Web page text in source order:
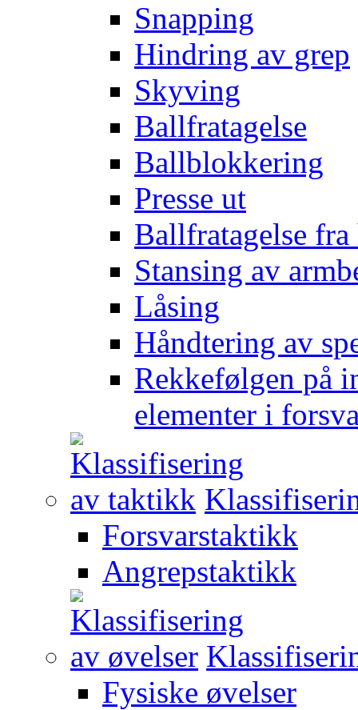
Snapping
Hindring av grep
Skyving
Ballfratagelse
Ballblokkering
Presse ut
Ballfratagelse fra
Stansing av
Låsing
Håndtering av
Rekkefølgen på
elementer i
Forsvarstaktikk
Angrepstaktikk
Fysiske øvelser